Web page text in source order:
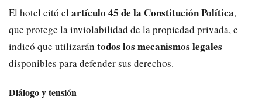
El hotel citó el artículo 45 de la Constitución Política,
que protege la inviolabilidad de la propiedad privada, e
indicó que utilizarán todos los mecanismos legales
disponibles para defender sus derechos.
Diálogo y tensión